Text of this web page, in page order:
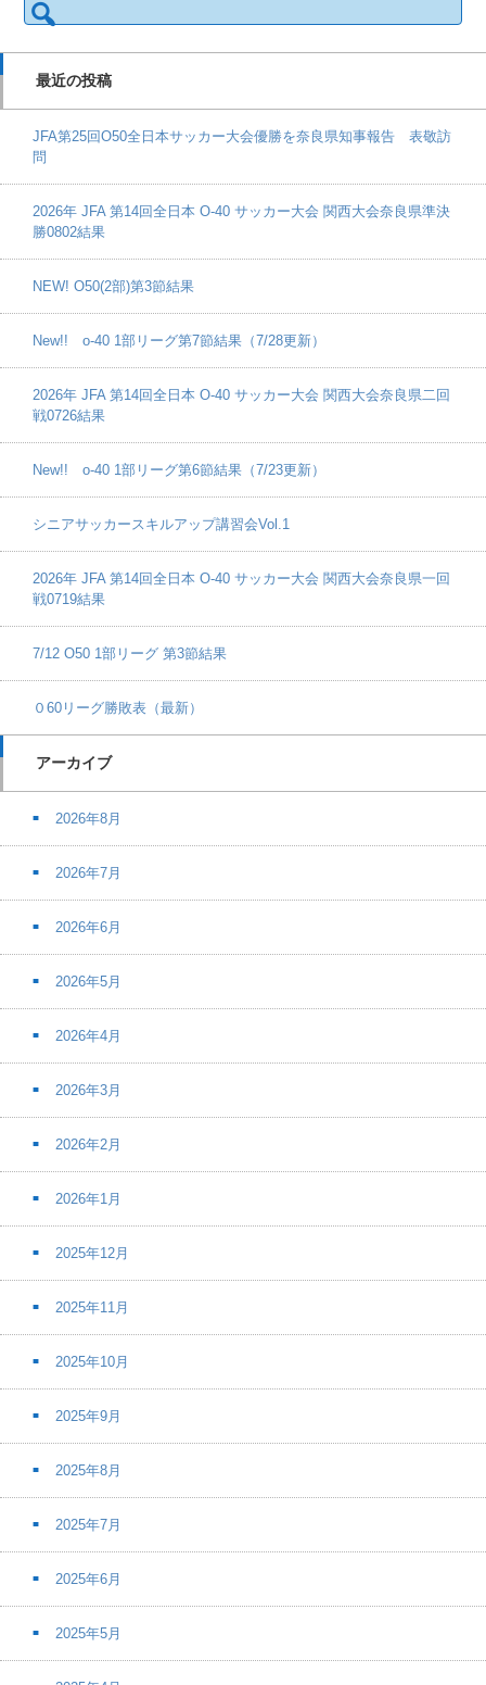
索:
最近の投稿
JFA第25回O50全日本サッカー大会優勝を奈良県知事報告 表敬訪
問
2026年 JFA 第14回全日本 O-40 サッカー大会 関西大会奈良県準決
勝0802結果
NEW! O50(2部)第3節結果
New!! o-40 1部リーグ第7節結果（7/28更新）
2026年 JFA 第14回全日本 O-40 サッカー大会 関西大会奈良県二回
戦0726結果
New!! o-40 1部リーグ第6節結果（7/23更新）
シニアサッカースキルアップ講習会Vol.1
2026年 JFA 第14回全日本 O-40 サッカー大会 関西大会奈良県一回
戦0719結果
7/12 O50 1部リーグ 第3節結果
０60リーグ勝敗表（最新）
アーカイブ
2026年8月
2026年7月
2026年6月
2026年5月
2026年4月
2026年3月
2026年2月
2026年1月
2025年12月
2025年11月
2025年10月
2025年9月
2025年8月
2025年7月
2025年6月
2025年5月